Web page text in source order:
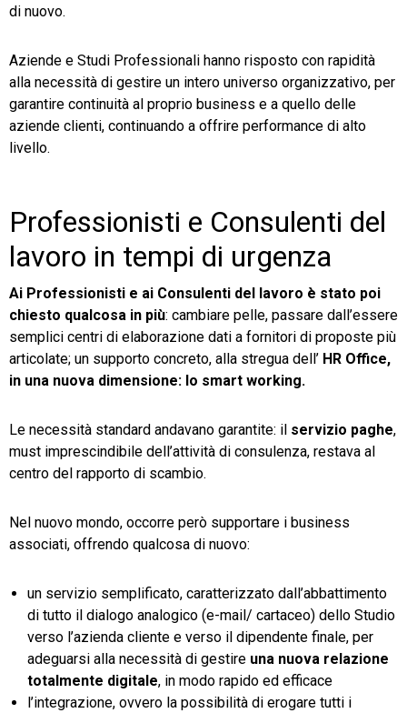
di nuovo.
Aziende e Studi Professionali hanno risposto con rapidità
alla necessità di gestire un intero universo organizzativo, per
garantire continuità al proprio business e a quello delle
aziende clienti, continuando a offrire performance di alto
livello.
Professionisti e Consulenti del
lavoro in tempi di urgenza
Ai Professionisti e ai Consulenti del lavoro è stato poi
chiesto qualcosa in più: cambiare pelle, passare dall’essere
semplici centri di elaborazione dati a fornitori di proposte più
articolate; un supporto concreto, alla stregua dell’ HR Office,
in una nuova dimensione: lo smart working.
Le necessità standard andavano garantite: il servizio paghe,
must imprescindibile dell’attività di consulenza, restava al
centro del rapporto di scambio.
Nel nuovo mondo, occorre però supportare i business
associati, offrendo qualcosa di nuovo:
un servizio semplificato, caratterizzato dall’abbattimento
di tutto il dialogo analogico (e-mail/ cartaceo) dello Studio
verso l’azienda cliente e verso il dipendente finale, per
adeguarsi alla necessità di gestire una nuova relazione
totalmente digitale, in modo rapido ed efficace
l’integrazione, ovvero la possibilità di erogare tutti i